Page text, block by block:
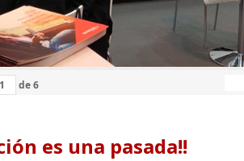
de6
es una pasada!!